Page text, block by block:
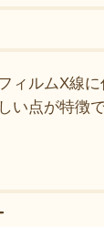
ィルムX線
い点が特徴